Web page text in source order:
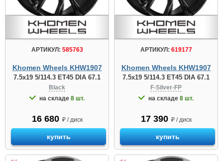
АРТИКУЛ: 585763
Khomen Wheels KHW1907
7.5x19 5/114.3 ET45 DIA 67.1
Black
на складе 8 шт.
16 680 ₽ / диск
купить
АРТИКУЛ: 619177
Khomen Wheels KHW1907
7.5x19 5/114.3 ET45 DIA 67.1
F-Silver-FP
на складе 8 шт.
17 390 ₽ / диск
купить